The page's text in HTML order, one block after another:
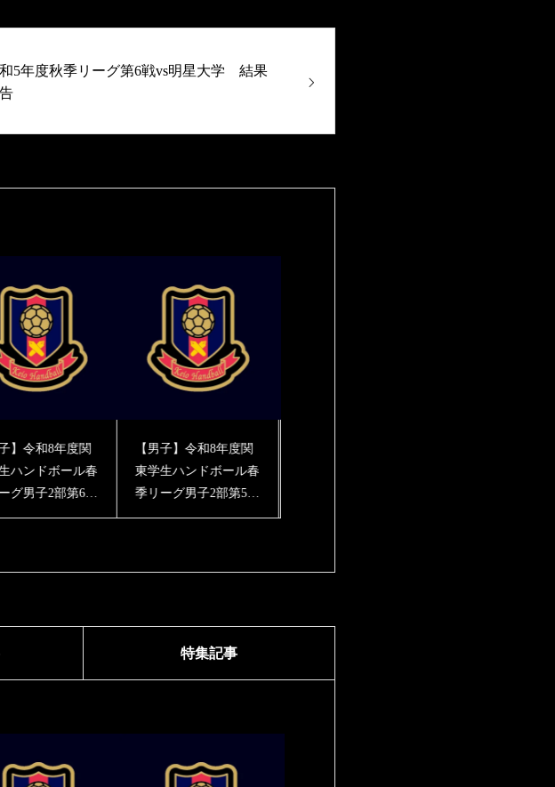
5年度秋季リーグ第6戦vs明星大学 結果
子】令和8年度関
ハンドボール春
グ男子2部第5戦
武道大学 結果
【男子】令和8年度関
東学生ハンドボール春
季リーグ男子2部第4戦
vs立教大学 結果報告
特集記事